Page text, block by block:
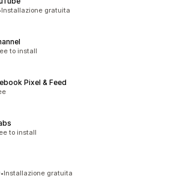
totali
Installazione gratuita
totali
to install
Pixel & Feed
totali
to install
totali
•Installazione gratuita